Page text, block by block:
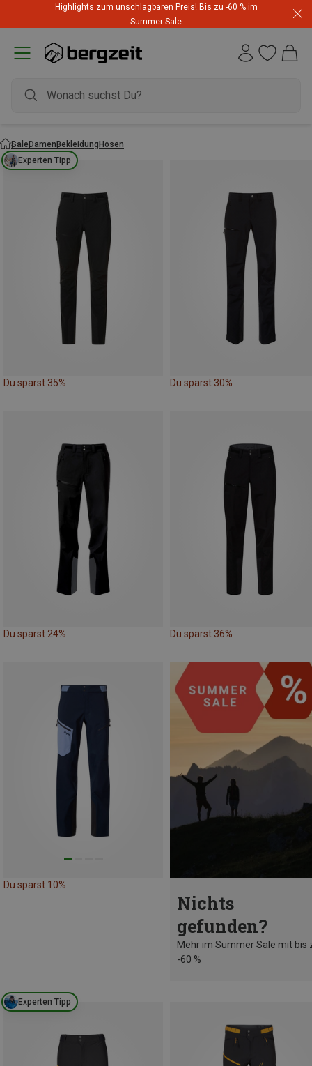
Highlights zum unschlagbaren Preis! Bis zu -60 % im
Summer Sale
SaleDamenBekleidungHosen
Experten Tipp
Du sparst 35% Du sparst 30%
Du sparst 24% Du sparst 36%
Du sparst 10%
Nichts
gefunden?
Mehr im Summer Sale mit bis
-60 %
Experten Tipp